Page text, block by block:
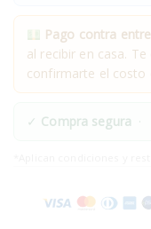
Pago contra
al recibir en casa.
confirmarte el costo
✓ Compra segura ·